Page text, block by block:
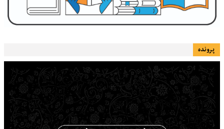
پرونده